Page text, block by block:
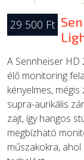
29 500 Ft
A Sennheiser HD
élő monitoring
kényelmes,
supra-aurikális
zajt, így hangos
megbízható
műszakokra,